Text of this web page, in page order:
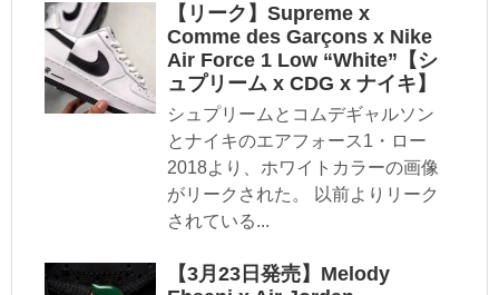
【リーク】Supreme x
Comme des Garçons x Nike
Air Force 1 Low “White”【シ
ュプリーム x CDG x ナイキ】
シュプリームとコムデギャルソン
とナイキのエアフォース1・ロー
2018より、ホワイトカラーの画像
がリークされた。 以前よりリーク
されている...
【3月23日発売】Melody